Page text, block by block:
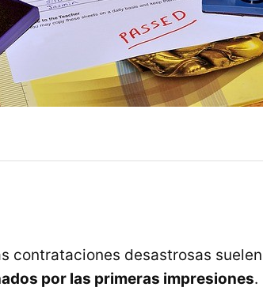
contrataciones desastrosas
por las primeras impresiones.